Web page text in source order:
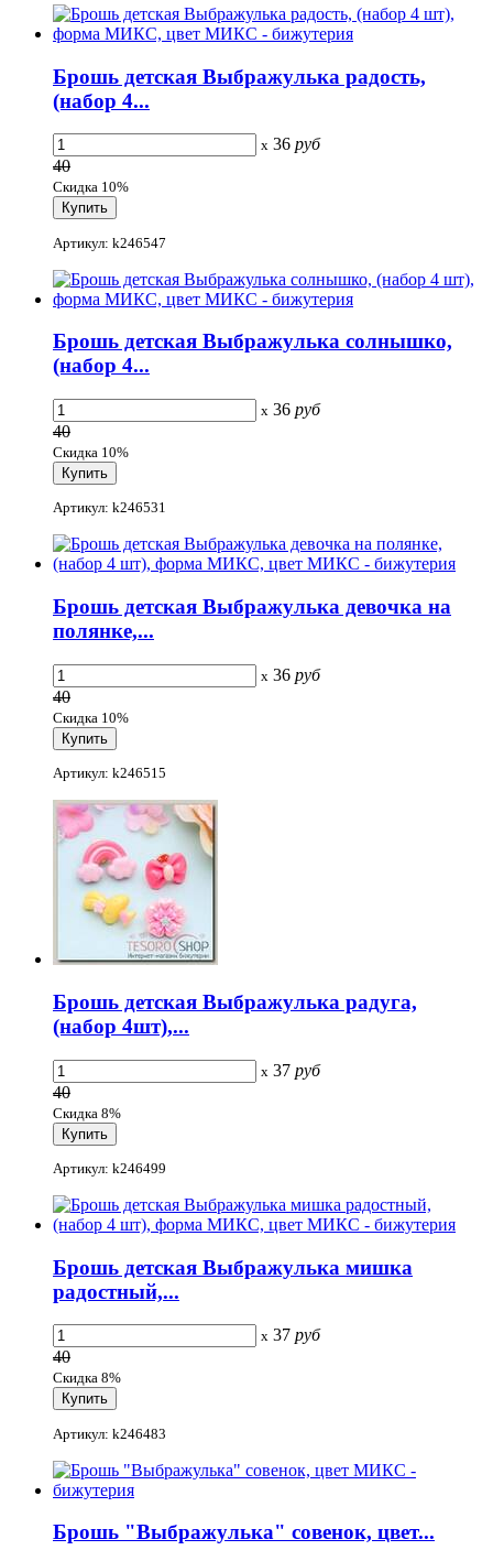
Брошь детская Выбражулька радость,
(набор 4...
x 36 руб
40
Скидка 10%
Артикул: k246547
Брошь детская Выбражулька солнышко,
(набор 4...
x 36 руб
40
Скидка 10%
Артикул: k246531
Брошь детская Выбражулька девочка на
полянке,...
x 36 руб
40
Скидка 10%
Артикул: k246515
Брошь детская Выбражулька радуга,
(набор 4шт),...
x 37 руб
40
Скидка 8%
Артикул: k246499
Брошь детская Выбражулька мишка
радостный,...
x 37 руб
40
Скидка 8%
Артикул: k246483
Брошь "Выбражулька" совенок, цвет...